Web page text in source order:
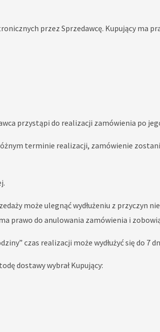
przez Sprzedawcę. Kupujący ma
przystąpi do realizacji zamówienia po
terminie realizacji, zamówienie
może ulegnąć wydłużeniu z przyczyn
prawo do anulowania zamówienia i
czas realizacji może wydłużyć się do 7
dostawy wybrał Kupujący: